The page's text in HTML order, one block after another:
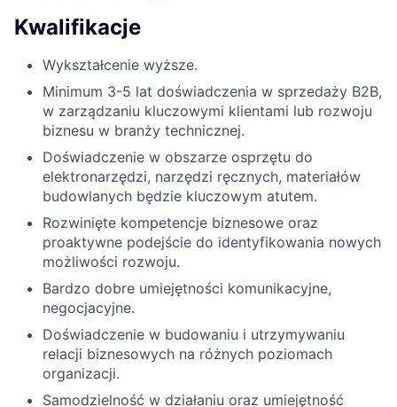
Kwalifikacje
Wykształcenie wyższe.
Minimum 3-5 lat doświadczenia w sprzedaży B2B,
w zarządzaniu kluczowymi klientami lub rozwoju
biznesu w branży technicznej.
Doświadczenie w obszarze osprzętu do
elektronarzędzi, narzędzi ręcznych, materiałów
budowlanych będzie kluczowym atutem.
Rozwinięte kompetencje biznesowe oraz
proaktywne podejście do identyfikowania nowych
możliwości rozwoju.
Bardzo dobre umiejętności komunikacyjne,
negocjacyjne.
Doświadczenie w budowaniu i utrzymywaniu
relacji biznesowych na różnych poziomach
organizacji.
Samodzielność w działaniu oraz umiejętność